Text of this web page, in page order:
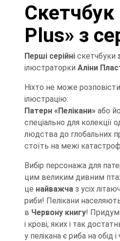
Plus» з
Перші серійні скетчбуки
ілюстраторки Аліни
Ніхто не може
ілюстрацію:
Патерн «Пелікани» або
спеціально для
людства до глобальних
стоїть на межі
Вибір персонажа для
цим великим дивним
це найважча з усіх
риби! Пелікани
в Червону книгу!
і крові, яких і так
у пелікана є риба на обід